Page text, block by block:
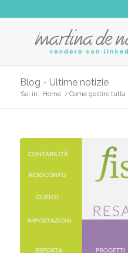
Blog - Ultime notizie
Sei in: Home / Come gestire tutta